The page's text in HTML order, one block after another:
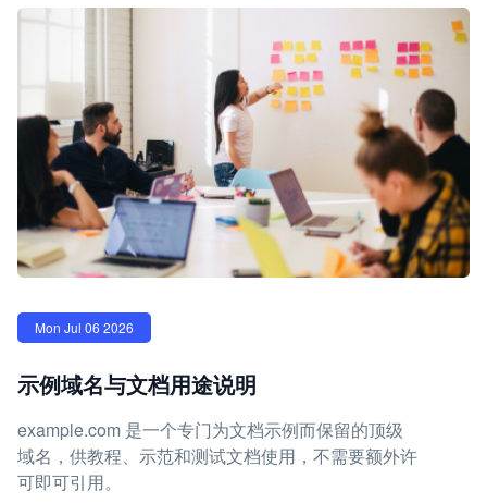
Mon Jul 06 2026
示例域名与文档用途说明
example.com 是一个专门为文档示例而保留的顶级
域名，供教程、示范和测试文档使用，不需要额外许
可即可引用。